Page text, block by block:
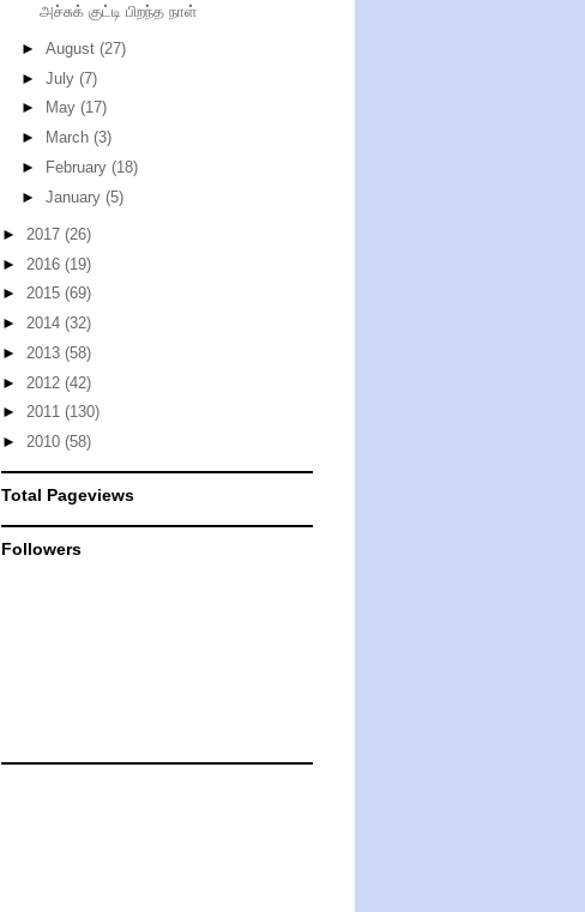
அச்சுக் குட்டி பிறந்த நாள்
► August (27)
► July (7)
►
May (17)
►
March (3)
►
February (18)
► January (5)
► 2017 (26)
► 2016 (19)
► 2015 (69)
► 2014 (32)
► 2013 (58)
► 2012 (42)
► 2011 (130)
► 2010 (58)
Total Pageviews
Followers